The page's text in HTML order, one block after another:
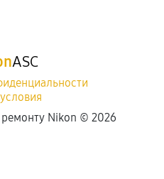
ASC
Nikon © 2026